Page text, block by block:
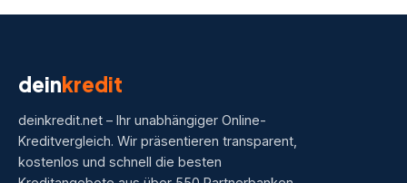
deinkredit
deinkredit.net – Ihr unabhängiger Online-
Kreditvergleich. Wir präsentieren transparent,
kostenlos und schnell die besten